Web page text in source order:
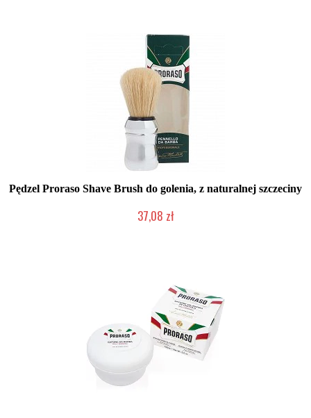
Pędzel Proraso Shave Brush do golenia, z naturalnej szczeciny
37,08 zł